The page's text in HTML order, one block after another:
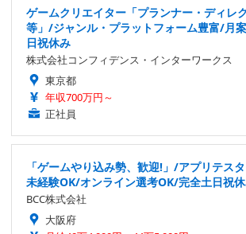
ゲームクリエイター「プランナー・ディレ
等」/ジャンル・プラットフォーム豊富/月
日祝休み
株式会社コンフィデンス・インターワークス
東京都
年収700万円～
正社員
「ゲームやり込み勢、歓迎!」/アプリテス
未経験OK/オンライン選考OK/完全土日祝
BCC株式会社
大阪府